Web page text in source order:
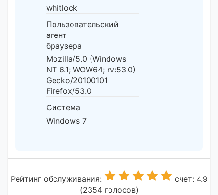
whitlock
Пользовательский
агент
браузера
Mozilla/5.0 (Windows
NT 6.1; WOW64; rv:53.0)
Gecko/20100101
Firefox/53.0
Система
Windows 7
Рейтинг обслуживания:
счет: 4.9
(2354 голосов)